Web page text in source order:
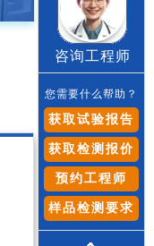
咨询工程师
您需要什么帮助？
获取试验报告
获取检测报价
预约工程师
样品检测要求